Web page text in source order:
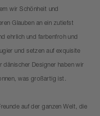
wir Schönheit und
Glauben an ein zutiefst
ehrlich und farbenfroh und
und setzen auf exquisite
dänischer Designer haben wir
was großartig ist.
auf der ganzen Welt, die